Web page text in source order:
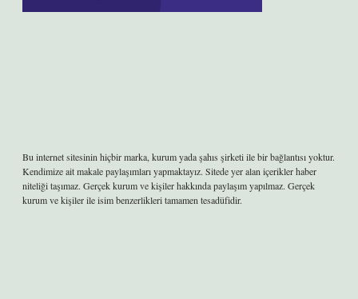
Bu internet sitesinin hiçbir marka, kurum yada şahıs şirketi ile bir bağlantısı yoktur.
Kendimize ait makale paylaşımları yapmaktayız. Sitede yer alan içerikler haber
niteliği taşımaz. Gerçek kurum ve kişiler hakkında paylaşım yapılmaz. Gerçek
kurum ve kişiler ile isim benzerlikleri tamamen tesadüfidir.